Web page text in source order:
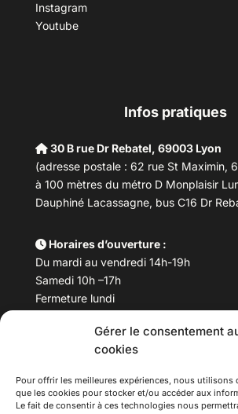
Gérer le consentement
cookies
Pour offrir les meilleures expériences, nous utilisons
que les cookies pour stocker et/ou accéder aux
Le fait de consentir à ces technologies nous
Instagram
Youtube
Infos pratiques
30 B rue Dr Rebatel, 69003 Lyon
(adresse postale : 62 rue St Maximin,
à 100 mètres du métro D Monplaisir
Dauphiné Lacassagne, bus C16 Dr
Horaires d’ouverture :
Du mardi au vendredi 14h-19h
Samedi 10h –17h
Fermeture lundi
Téléphone : 04 78 53 06 40